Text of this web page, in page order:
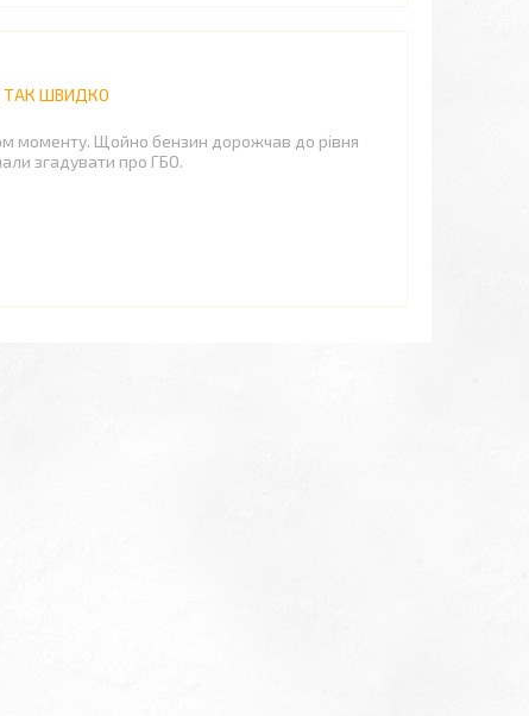
ТАК ШВИДКО
моменту. Щойно бензин дорожчав до рівня
згадувати про ГБО.